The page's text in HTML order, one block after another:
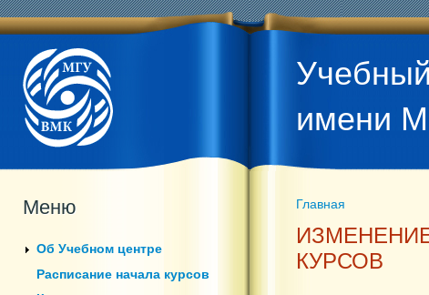
имени
Меню
Об Учебном центре
Расписание начала курсов
Вы здесь
Главная
КУРСОВ